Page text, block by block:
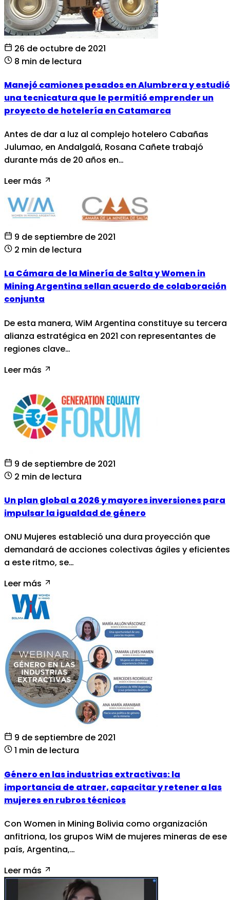
26 de octubre de 2021
8 min de lectura
Manejó camiones pesados en Alumbrera y estudió
una tecnicatura que le permitió emprender un
proyecto de hotelería en Catamarca
Antes de dar a luz al complejo hotelero Cabañas
Julumao, en Andalgalá, Rosana Cañete trabajó
durante más de 20 años en…
Leer más
9 de septiembre de 2021
2 min de lectura
La Cámara de la Minería de Salta y Women in
Mining Argentina sellan acuerdo de colaboración
conjunta
De esta manera, WiM Argentina constituye su tercera
alianza estratégica en 2021 con representantes de
regiones clave…
Leer más
9 de septiembre de 2021
2 min de lectura
Un plan global a 2026 y mayores inversiones para
impulsar la igualdad de género
ONU Mujeres estableció una dura proyección que
demandará de acciones colectivas ágiles y
a este ritmo, se…
Leer más
9 de septiembre de 2021
1 min de lectura
Género en las industrias extractivas: la
importancia de atraer, capacitar y retener a las
mujeres en rubros técnicos
Con Women in Mining Bolivia como organización
anfitriona, los grupos WiM de mujeres mineras de ese
país, Argentina,…
Leer más